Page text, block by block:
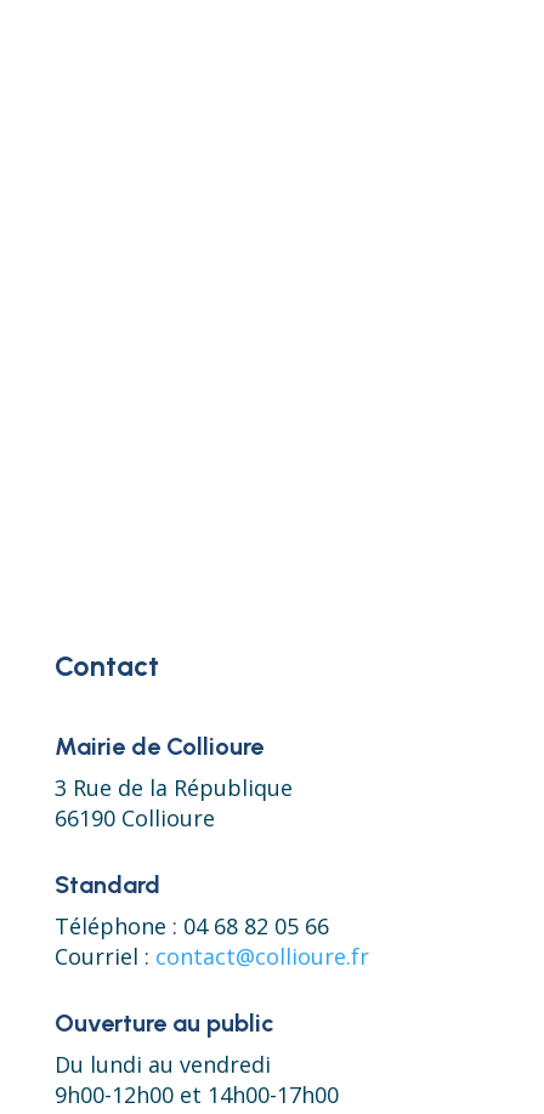
Contact
Mairie de Collioure
3 Rue de la République
66190 Collioure
Standard
Téléphone : 04 68 82 05 66
Courriel : contact@collioure.fr
Ouverture au public
Du lundi au vendredi
9h00-12h00 et 14h00-17h00